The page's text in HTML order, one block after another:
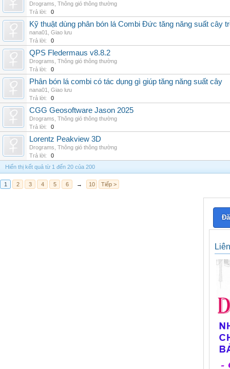
Drograms Thông gió thông thường
Trả lời:
0
Kỹ thuật dùng phân bón lá Combi Đức tăng năng suất cây
nana01
Giao lưu
Trả lời:
0
QPS Fledermaus v8.8.2
Drograms Thông gió thông thường
Trả lời:
0
Phân bón lá combi có tác dụng gì giúp tăng năng suất cây
nana01
Giao lưu
Trả lời:
0
CGG Geosoftware Jason 2025
Drograms Thông gió thông thường
Trả lời:
0
Lorentz Peakview 3D
Drograms Thông gió thông thường
Trả lời:
0
Hiển thị kết quả từ 1 đến 20 của 200
1 2 3 4 5 6 → 10 Tiếp >